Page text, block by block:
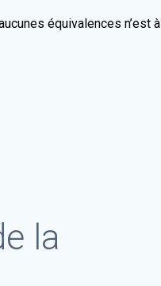
équivalences n’est à
la